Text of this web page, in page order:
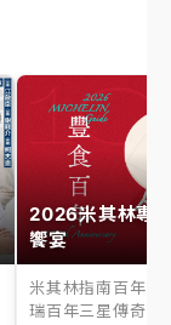
2026米其林專
饗宴
米其林指南百年之
瑞百年三星傳奇、